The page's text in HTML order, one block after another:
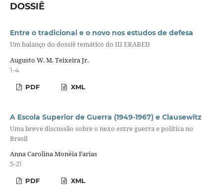
DOSSIÊ
Entre o tradicional e o novo nos estudos de defesa
Um balanço do dossiê temático do III ERABED
Augusto W. M. Teixeira Jr.
1-4
PDF XML
A Escola Superior de Guerra (1949-1967) e Clausewitz
Uma breve discussão sobre o nexo entre guerra e política no
Brasil
Anna Carolina Monéia Farias
5-21
PDF XML